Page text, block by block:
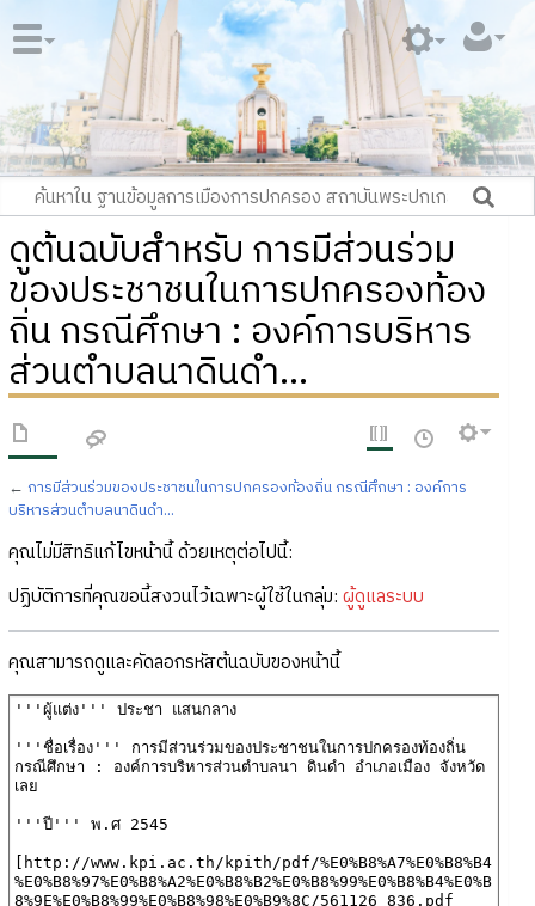
ดูต้นฉบับสำหรับ การมีส่วนร่วม
ของประชาชนในการปกครองท้อง
ถิ่น กรณีศึกษา : องค์การบริหาร
ส่วนตำบลนาดินดำ...
← การมีส่วนร่วมของประชาชนในการปกครองท้องถิ่น กรณีศึกษา : องค์การ
บริหารส่วนตำบลนาดินดำ...
คุณไม่มีสิทธิแก้ไขหน้านี้ ด้วยเหตุต่อไปนี้:
ปฏิบัติการที่คุณขอนี้สงวนไว้เฉพาะผู้ใช้ในกลุ่ม: ผู้ดูแลระบบ
คุณสามารถดูและคัดลอกรหัสต้นฉบับของหน้านี้